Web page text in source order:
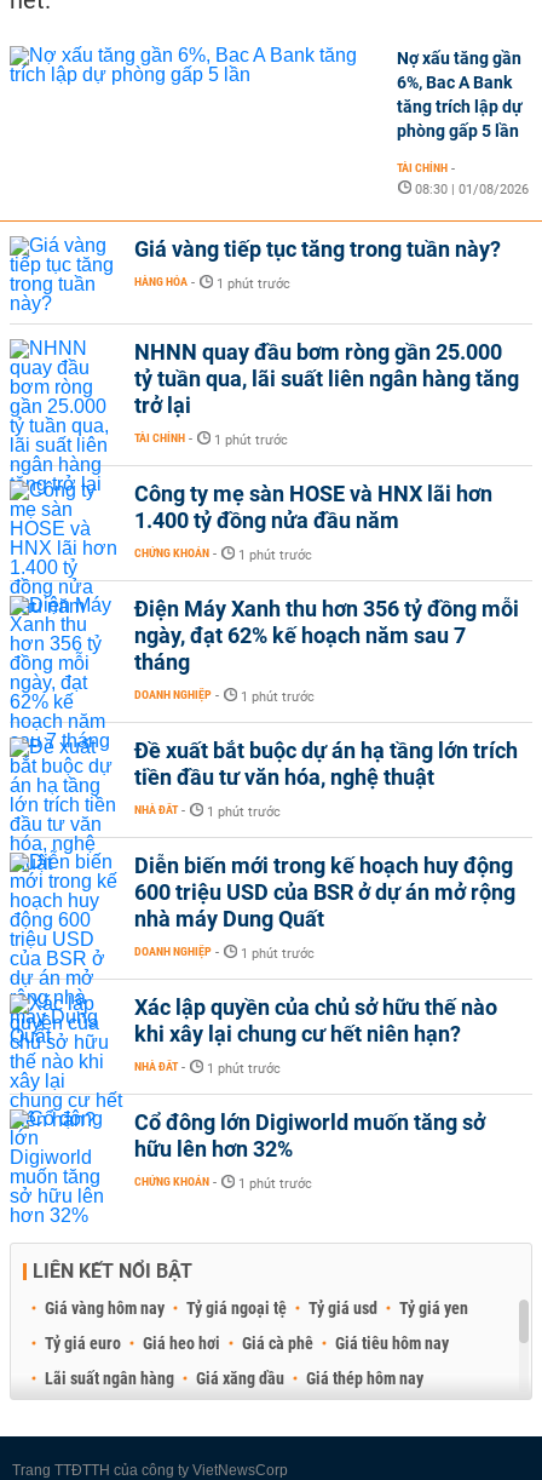
Nợ xấu tăng gần
6%, Bac A Bank
tăng trích lập dự
phòng gấp 5 lần
TÀI CHÍNH -
08:30 | 01/08/2026
Giá vàng tiếp tục tăng trong tuần này?
HÀNG HÓA - 1 phút trước
NHNN quay đầu bơm ròng gần 25.000
tỷ tuần qua, lãi suất liên ngân hàng tăng
trở lại
TÀI CHÍNH - 1 phút trước
Công ty mẹ sàn HOSE và HNX lãi hơn
1.400 tỷ đồng nửa đầu năm
CHỨNG KHOÁN - 1 phút trước
Điện Máy Xanh thu hơn 356 tỷ đồng mỗi
ngày, đạt 62% kế hoạch năm sau 7
tháng
DOANH NGHIỆP - 1 phút trước
Đề xuất bắt buộc dự án hạ tầng lớn trích
tiền đầu tư văn hóa, nghệ thuật
NHÀ ĐẤT - 1 phút trước
Diễn biến mới trong kế hoạch huy động
600 triệu USD của BSR ở dự án mở rộng
nhà máy Dung Quất
DOANH NGHIỆP - 1 phút trước
Xác lập quyền của chủ sở hữu thế nào
khi xây lại chung cư hết niên hạn?
NHÀ ĐẤT - 1 phút trước
Cổ đông lớn Digiworld muốn tăng sở
hữu lên hơn 32%
CHỨNG KHOÁN - 1 phút trước
LIÊN KẾT NỔI BẬT
Giá vàng hôm nay Tỷ giá ngoại tệ Tỷ giá usd
Tỷ giá yen
Tỷ giá euro
Giá heo hơi Giá cà phê
Giá tiêu hôm nay
Lãi suất ngân hàng
Giá xăng dầu
Giá thép hôm nay
Trang TTĐTTH của công ty VietNewsCorp